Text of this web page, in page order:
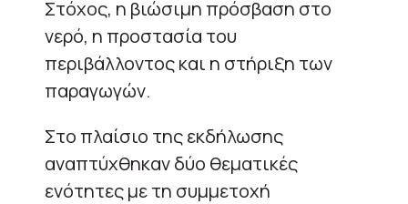
Στόχος, η βιώσιμη πρόσβαση στο
νερό, η προστασία του
περιβάλλοντος και η στήριξη των
παραγωγών.
Στο πλαίσιο της εκδήλωσης
αναπτύχθηκαν δύο θεματικές
ενότητες με τη συμμετοχή